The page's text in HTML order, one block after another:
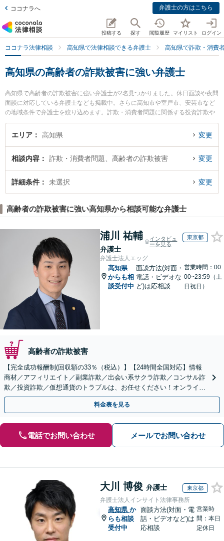
ココナラへ 弁護士の方はこちら
投稿する 探す 閲覧履歴 マイリスト ログイン
ココナラ法律相談 高知県で法律相談できる弁護士 高知県で詐欺・消費
高知県の高齢者の詐欺被害に強い弁護士
高知県で高齢者の詐欺被害に強い弁護士が2名見つかりました。休日面談や夜間
面談に対応している弁護士なども掲載中。さらに高知市や室戸市、安芸市など
の地域条件で弁護士を絞り込めます。詐欺・消費者問題に関係する投資詐欺や
副業詐欺、FX詐欺等の細かな分野での絞り込み検索もでき便利です。特に御座
法律事務所の久保 宜弘弁護士ややいろ法律事務所の市川 耕士弁護士のプロフィ
齢者の詐欺被害のトラブル解決の実績豊富な近くの弁護士を検索したい』『初
回相談無料で高齢者の詐欺被害を法律相談できる高知県内の弁護士に相談予約
したい』などでお困りの相談者さんにおすすめです。
エリア 高知県 変更
相談内容 詐欺・消費者問題、高齢者の詐欺被害 変更
詳細条件 未選択 変更
高齢者の詐欺被害に強い高知県から相談可能な弁護士
浦川 祐輔
弁護士
インタビュ
ーを見る
東京都
弁護士法人エッグ
高知県
からも相
談受付中
面談方法(対面・
電話・ビデオな
ど)は応相談
営業時間：00:
00~23:59（土
日祝日）
高齢者の詐欺被害
【完全成功報酬制(回収額の33％（税込）】【24時間全国対応】情報
商材／アフィリエイト／副業詐欺／出会い系サクラ詐欺／コンサル詐
欺／投資詐欺／仮想通貨のトラブルは、お任せください！オンライン
のみで解決も可能！
料金表を見る
電話でお問い合わせ メールでお問い合わせ
大川 博俊 弁護士 東京都
弁護士法人インサイト法律事務所
高知県 か
らも相談
受付中
面談方法(対面・電
話・ビデオなど)は
応相談
営業時
間：本日
定休日